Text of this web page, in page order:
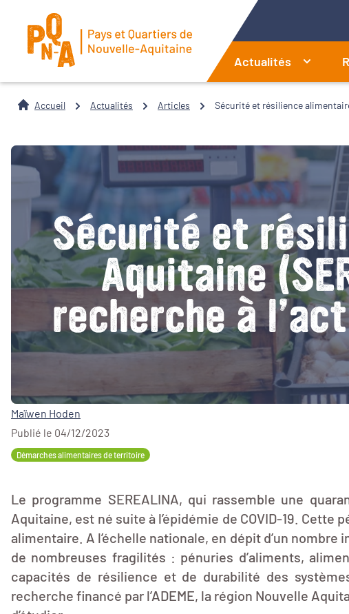
Actualités
Accueil Actualités Articles Sécurité et résilience
Sécurité et
Aquitaine
recherche à
Maïwen Hoden
Publié le 04/12/2023
Démarches alimentaires de territoire
Le programme SEREALINA, qui rassemble une
Aquitaine, est né suite à l’épidémie de COVID-19.
alimentaire. A l’échelle nationale, en dépit d’un
de nombreuses fragilités : pénuries d’aliments,
capacités de résilience et de durabilité des
recherche financé par l’ADEME, la région Nouvelle